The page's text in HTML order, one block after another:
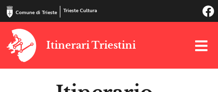
Comune di Trieste Trieste Cultura
Itinerari Triestini